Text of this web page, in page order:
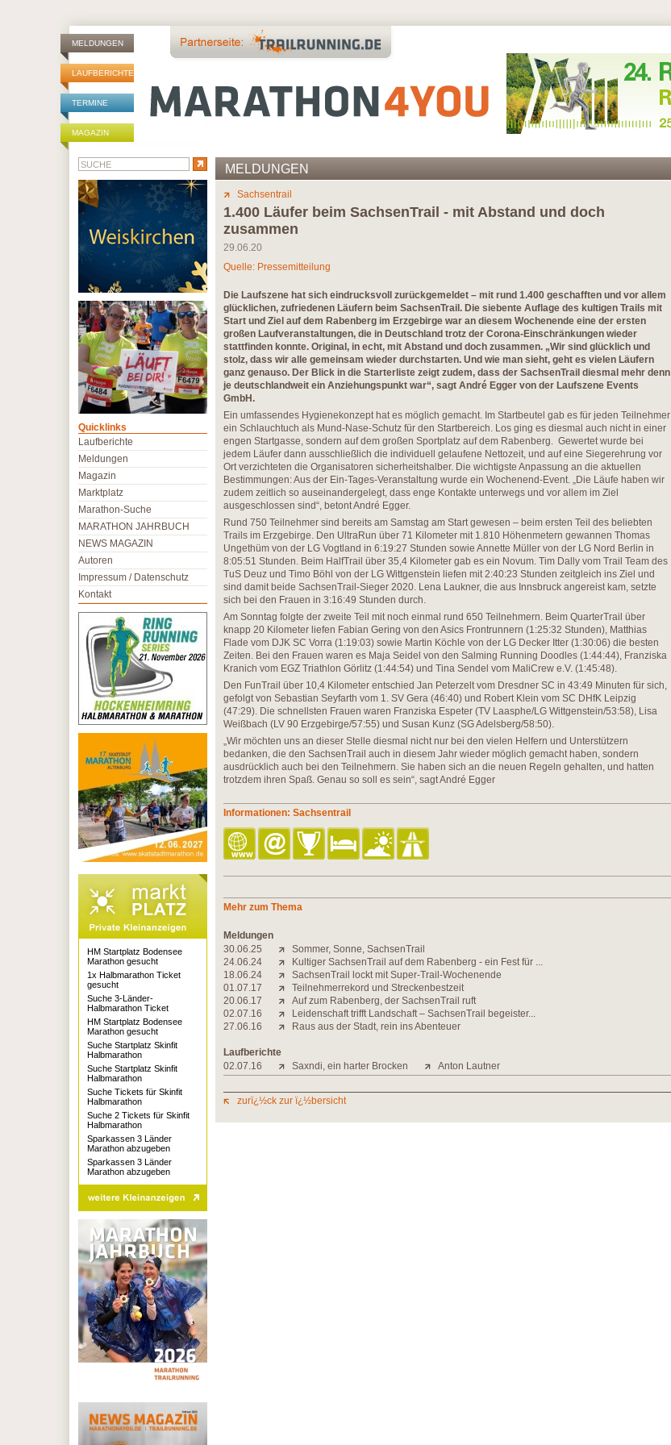
MELDUNGEN
LAUFBERICHTE
TERMINE
MAGAZIN
MELDUNGEN
Sachsentrail
1.400 Läufer beim SachsenTrail - mit Abstand und doch
zusammen
29.06.20
Quelle: Pressemitteilung
Die Laufszene hat sich eindrucksvoll zurückgemeldet – mit rund 1.400 geschafften und vor allem
glücklichen, zufriedenen Läufern beim SachsenTrail. Die siebente Auflage des kultigen Trails mit
Start und Ziel auf dem Rabenberg im Erzgebirge war an diesem Wochenende eine der ersten
großen Laufveranstaltungen, die in Deutschland trotz der Corona-Einschränkungen wieder
stattfinden konnte. Original, in echt, mit Abstand und doch zusammen. „Wir sind glücklich und
stolz, dass wir alle gemeinsam wieder durchstarten. Und wie man sieht, geht es vielen Läufern
ganz genauso. Der Blick in die Starterliste zeigt zudem, dass der SachsenTrail diesmal mehr denn
je deutschlandweit ein Anziehungspunkt war“, sagt André Egger von der Laufszene Events
GmbH.
Ein umfassendes Hygienekonzept hat es möglich gemacht. Im Startbeutel gab es für jeden Teilnehmer
ein Schlauchtuch als Mund-Nase-Schutz für den Startbereich. Los ging es diesmal auch nicht in einer
engen Startgasse, sondern auf dem großen Sportplatz auf dem Rabenberg. Gewertet wurde bei
jedem Läufer dann ausschließlich die individuell gelaufene Nettozeit, und auf eine Siegerehrung vor
Ort verzichteten die Organisatoren sicherheitshalber. Die wichtigste Anpassung an die aktuellen
Bestimmungen: Aus der Ein-Tages-Veranstaltung wurde ein Wochenend-Event. „Die Läufe haben wir
zudem zeitlich so auseinandergelegt, dass enge Kontakte unterwegs und vor allem im Ziel
ausgeschlossen sind“, betont André Egger.
Rund 750 Teilnehmer sind bereits am Samstag am Start gewesen – beim ersten Teil des beliebten
Trails im Erzgebirge. Den UltraRun über 71 Kilometer mit 1.810 Höhenmetern gewannen Thomas
Ungethüm von der LG Vogtland in 6:19:27 Stunden sowie Annette Müller von der LG Nord Berlin in
8:05:51 Stunden. Beim HalfTrail über 35,4 Kilometer gab es ein Novum. Tim Dally vom Trail Team des
TuS Deuz und Timo Böhl von der LG Wittgenstein liefen mit 2:40:23 Stunden zeitgleich ins Ziel und
sind damit beide SachsenTrail-Sieger 2020. Lena Laukner, die aus Innsbruck angereist kam, setzte
sich bei den Frauen in 3:16:49 Stunden durch.
Am Sonntag folgte der zweite Teil mit noch einmal rund 650 Teilnehmern. Beim QuarterTrail über
knapp 20 Kilometer liefen Fabian Gering von den Asics Frontrunnern (1:25:32 Stunden), Matthias
Flade vom DJK SC Vorra (1:19:03) sowie Martin Köchle von der LG Decker Itter (1:30:06) die besten
Zeiten. Bei den Frauen waren es Maja Seidel von den Salming Running Doodles (1:44:44), Franziska
Kranich vom EGZ Triathlon Görlitz (1:44:54) und Tina Sendel vom MaliCrew e.V. (1:45:48).
Den FunTrail über 10,4 Kilometer entschied Jan Peterzelt vom Dresdner SC in 43:49 Minuten für sich,
gefolgt von Sebastian Seyfarth vom 1. SV Gera (46:40) und Robert Klein vom SC DHfK Leipzig
(47:29). Die schnellsten Frauen waren Franziska Espeter (TV Laasphe/LG Wittgenstein/53:58), Lisa
Weißbach (LV 90 Erzgebirge/57:55) und Susan Kunz (SG Adelsberg/58:50).
„Wir möchten uns an dieser Stelle diesmal nicht nur bei den vielen Helfern und Unterstützern
bedanken, die den SachsenTrail auch in diesem Jahr wieder möglich gemacht haben, sondern
ausdrücklich auch bei den Teilnehmern. Sie haben sich an die neuen Regeln gehalten, und hatten
trotzdem ihren Spaß. Genau so soll es sein“, sagt André Egger
Informationen: Sachsentrail
Mehr zum Thema
Meldungen
30.06.25
Sommer, Sonne, SachsenTrail
24.06.24
Kultiger SachsenTrail auf dem Rabenberg - ein Fest für ...
18.06.24
SachsenTrail lockt mit Super-Trail-Wochenende
01.07.17
Teilnehmerrekord und Streckenbestzeit
20.06.17
Auf zum Rabenberg, der SachsenTrail ruft
02.07.16
Leidenschaft trifft Landschaft – SachsenTrail begeister...
27.06.16
Raus aus der Stadt, rein ins Abenteuer
Laufberichte
02.07.16
Saxndi, ein harter Brocken Anton Lautner
zurï¿½ck zur ï¿½bersicht
Quicklinks
Laufberichte
Meldungen
Magazin
Marktplatz
Marathon-Suche
MARATHON JAHRBUCH
NEWS MAGAZIN
Autoren
Impressum / Datenschutz
Kontakt
HM Startplatz Bodensee
Marathon gesucht
1x Halbmarathon Ticket
gesucht
Suche 3-Länder-
Halbmarathon Ticket
HM Startplatz Bodensee
Marathon gesucht
Suche Startplatz Skinfit
Halbmarathon
Suche Startplatz Skinfit
Halbmarathon
Suche Tickets für Skinfit
Halbmarathon
Suche 2 Tickets für Skinfit
Halbmarathon
Sparkassen 3 Länder
Marathon abzugeben
Sparkassen 3 Länder
Marathon abzugeben